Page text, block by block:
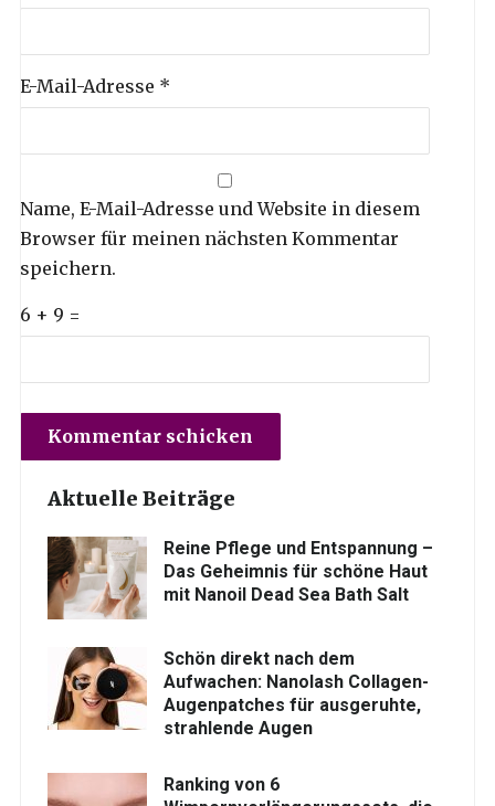
E-Mail-Adresse *
Name, E-Mail-Adresse und Website in diesem
Browser für meinen nächsten Kommentar
speichern.
6 + 9 =
Aktuelle Beiträge
Reine Pflege und Entspannung –
Das Geheimnis für schöne Haut
mit Nanoil Dead Sea Bath Salt
Schön direkt nach dem
Aufwachen: Nanolash Collagen-
Augenpatches für ausgeruhte,
strahlende Augen
Ranking von 6